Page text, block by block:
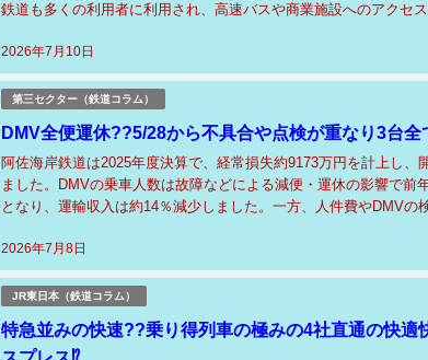
2026年7月10日
鉄道も多くの利用者に利用され、高速バスや商業施設へのアクセ
第三セクター（鉄道コラム）
DMV全便運休??5/28から不具合や点検が重なり3台
2026年7月8日
阿佐海岸鉄道は2025年度決算で、経常損失約9173万円を計上し、
ました。DMVの乗車人数は故障などによる減便・運休の影響で前
となり、運輸収入は約14％減少しました。一方、人件費やDMVの
JR東日本（鉄道コラム）
特急並みの快速??乗り得列車の極みの4社直通の快適